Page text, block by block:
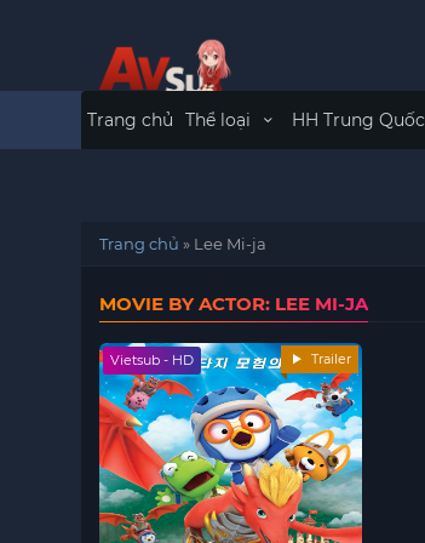
Trang chủ Thể loại HH Trung Quốc
Trang chủ » Lee Mi-ja
MOVIE BY ACTOR: LEE MI-JA
Vietsub - HD Trailer